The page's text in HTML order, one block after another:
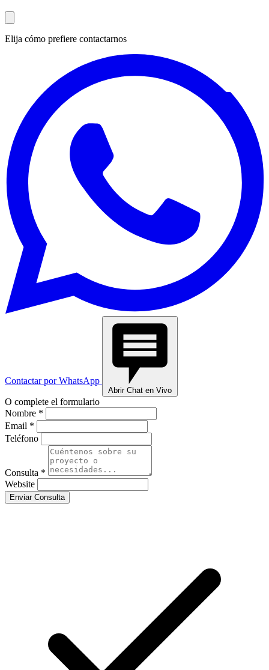
Elija cómo prefiere contactarnos
Contactar por WhatsApp
Abrir Chat en Vivo
O complete el formulario
Nombre *
Email *
Teléfono
Consulta *
Website
Enviar Consulta